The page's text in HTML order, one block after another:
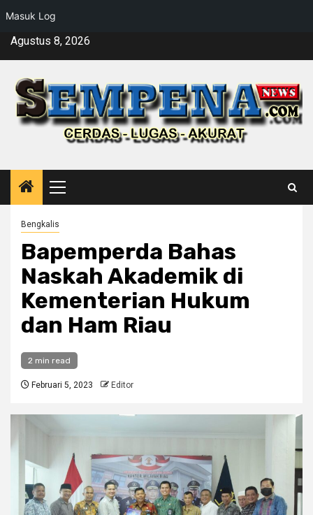
Masuk Log
SkipAgustus 8, 2026
Primary
Menu
Bengkalis
Bapemperda Bahas
Naskah Akademik di
Kementerian Hukum
dan Ham Riau
2 min read
Februari 5, 2023 Editor